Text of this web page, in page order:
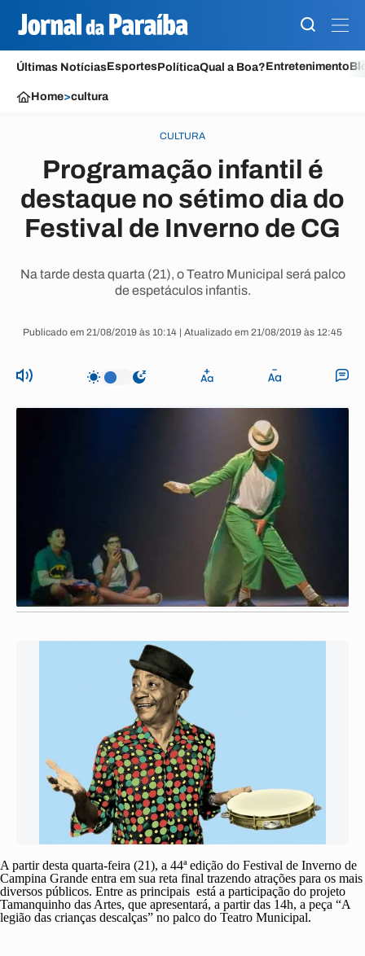
Últimas NotíciasEsportesPolíticaQual a Boa?Entretenimento
Home>cultura
CULTURA
Programação infantil é
destaque no sétimo dia do
Festival de Inverno de CG
Na tarde desta quarta (21), o Teatro Municipal será palco
de espetáculos infantis.
Publicado em 21/08/2019 às 10:14 | Atualizado em 21/08/2019 às 12:45
A partir desta quarta-feira (21), a 44ª edição do Festival de Inverno de
Campina Grande entra em sua reta final trazendo atrações para os mais
diversos públicos. Entre as principais está a participação do projeto
Tamanquinho das Artes, que apresentará, a partir das 14h, a peça “A
legião das crianças descalças” no palco do Teatro Municipal.